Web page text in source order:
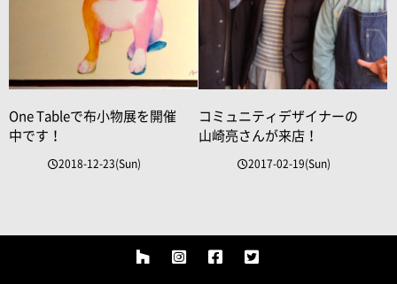
One Tableで布小物展を開催
中です！
2018-12-23(Sun)
コミュニティデザイナーの
山崎亮さんが来店！
2017-02-19(Sun)